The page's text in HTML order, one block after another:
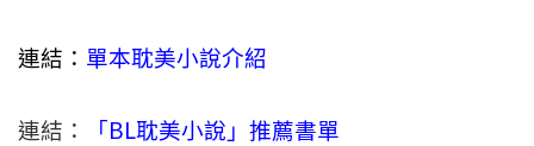
連結： 單本耽美小說介紹
連結： 「BL耽美小說」推薦書單